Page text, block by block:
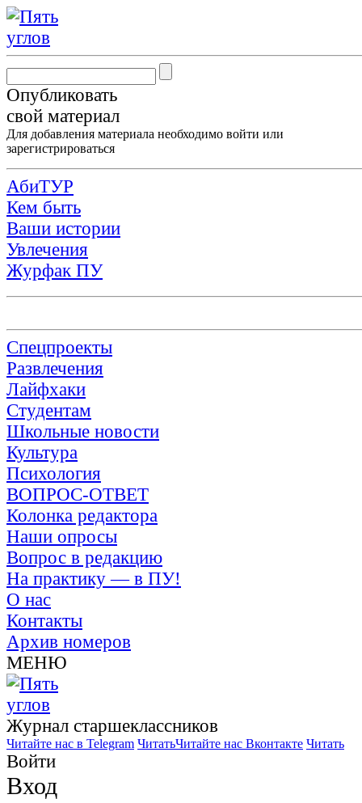
Опубликовать
свой материал
Для добавления материала необходимо войти или
зарегистрироваться
АбиТУР
Кем быть
Ваши истории
Увлечения
Журфак ПУ
Спецпроекты
Развлечения
Лайфхаки
Студентам
Школьные новости
Культура
Психология
ВОПРОС-ОТВЕТ
Колонка редактора
Наши опросы
Вопрос в редакцию
На практику — в ПУ!
О нас
Контакты
Архив номеров
МЕНЮ
Журнал старшекласcников
Читайте нас в Telegram ЧитатьЧитайте нас Вконтакте Читать
Войти
Вход